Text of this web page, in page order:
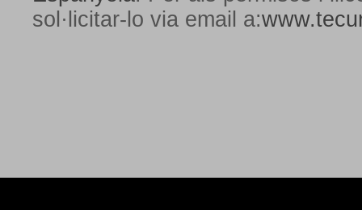
sol·licitar-lo via email a: